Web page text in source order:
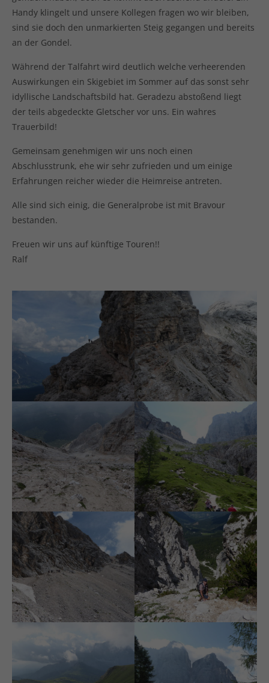
Handy klingelt und unsere Kollegen fragen wo wir bleiben,
sind sie doch den unmarkierten Steig gegangen und bereits
an der Gondel.
Während der Talfahrt wird deutlich welche verheerenden
Auswirkungen ein Skigebiet im Sommer auf das sonst sehr
idyllische Landschaftsbild hat. Geradezu abstoßend liegt
der teils abgedeckte Gletscher vor uns. Ein wahres
Trauerbild!
Gemeinsam genehmigen wir uns noch einen
Abschlusstrunk, ehe wir sehr zufrieden und um einige
Erfahrungen reicher wieder die Heimreise antreten.
Alle sind sich einig, die Generalprobe ist mit Bravour
bestanden.
Freuen wir uns auf künftige Touren!!
Ralf